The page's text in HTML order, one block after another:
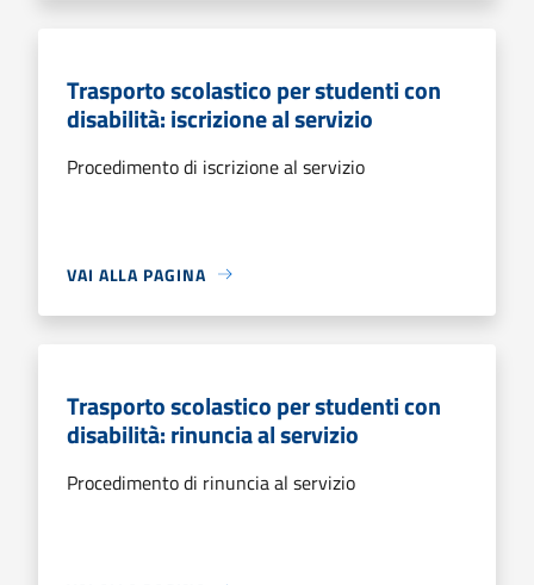
Trasporto scolastico per studenti con
disabilità: iscrizione al servizio
Procedimento di iscrizione al servizio
VAI ALLA PAGINA
Trasporto scolastico per studenti con
disabilità: rinuncia al servizio
Procedimento di rinuncia al servizio